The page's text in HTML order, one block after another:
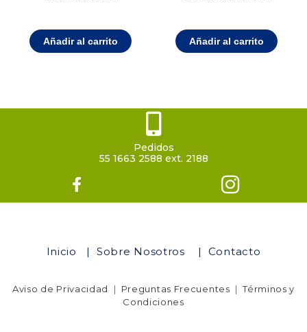
Añadir al carrito Añadir al carrito
Pedidos
55 1663 2588 ext. 2188
Inicio |Sobre Nosotros | Contacto
Aviso de Privacidad | Preguntas Frecuentes |Términos y
Condiciones